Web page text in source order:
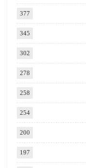
377
345
302
278
258
254
200
197